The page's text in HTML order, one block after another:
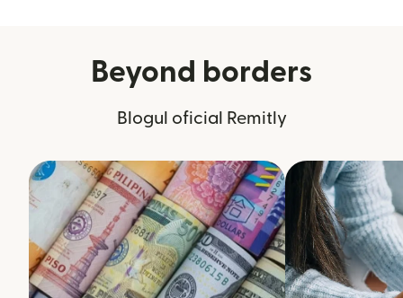
Beyond borders
Blogul oficial Remitly